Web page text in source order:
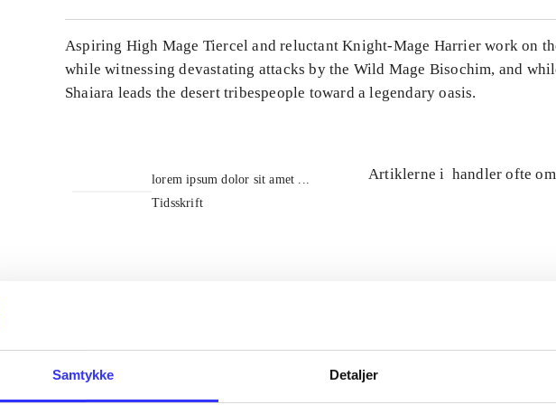
Samtykke Detaljer
Aspiring High Mage Tiercel and reluctant Knight-Mage Harrier work on
while witnessing devastating attacks by the Wild Mage Bisochim, and
Shaiara leads the desert tribespeople toward a legendary oasis.
lorem ipsum dolor sit amet ...
Tidsskrift
Artiklerne i handler ofte om